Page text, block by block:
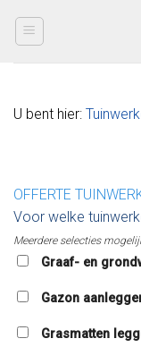
U bent hier:
OFFERTE
Voor welke
Meerdere selecties
Graaf- en
Gazon
Grasmatten